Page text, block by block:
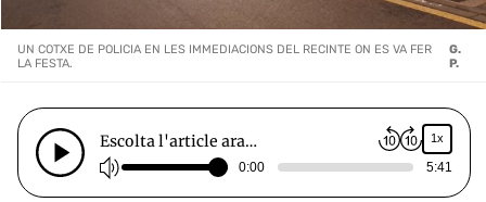
UN COTXE DE POLICIA EN LES IMMEDIACIONS DEL RECINTE ON ES VA FER
LA FESTA.
G.
P.
Escolta l'article ara… 1x
0:00 5:41